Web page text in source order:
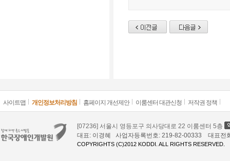
사이트맵 개인정보처리방침 홈페이지 개선제안 이룸센터 대관신청 저작권 정책
[07236] 서울시 영등포구 의사당대로 22 이룸센터 5층
대표: 이경혜 사업자등록번호: 219-82-00333 대표
COPYRIGHTS (C)2012 KODDI. ALL RIGHTS RESERVED.